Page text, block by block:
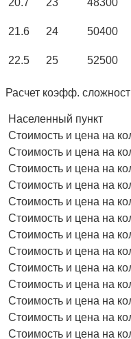
21.6 24 50400
22.5 25 52500
Расчет коэфф.
Населенный пункт
Стоимость и цена на
Стоимость и цена на
Стоимость и цена на
Стоимость и цена на
Стоимость и цена на
Стоимость и цена на
Стоимость и цена на
Стоимость и цена на
Стоимость и цена на
Стоимость и цена на
Стоимость и цена на
Стоимость и цена на
Стоимость и цена на